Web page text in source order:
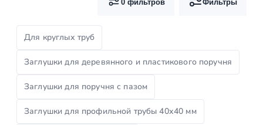
0 фильтров Фильтры
Для круглых труб
Заглушки для деревянного и пластикового поручня
Заглушки для поручня с пазом
Заглушки для профильной трубы 40х40 мм